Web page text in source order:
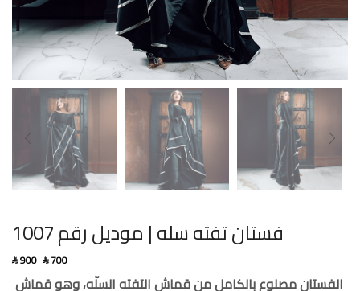
فستان تفته سله | موديل رقم 1007
SAR900 SAR700